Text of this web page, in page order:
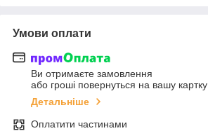
Умови оплати
Ви отримаєте замовлення
або гроші повернуться на вашу картку
Детальніше
Оплатити частинами